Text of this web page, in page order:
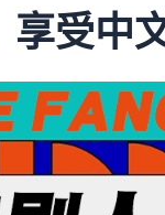
享受中